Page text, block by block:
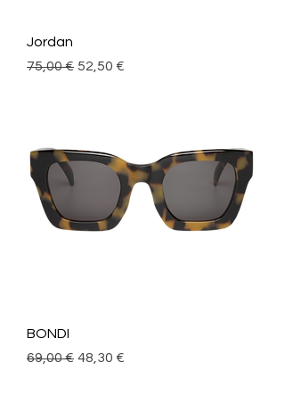
Jordan
Precio
75,00 € Precio de oferta
52,50 €
BONDI
Precio
69,00 € Precio de oferta
48,30 €